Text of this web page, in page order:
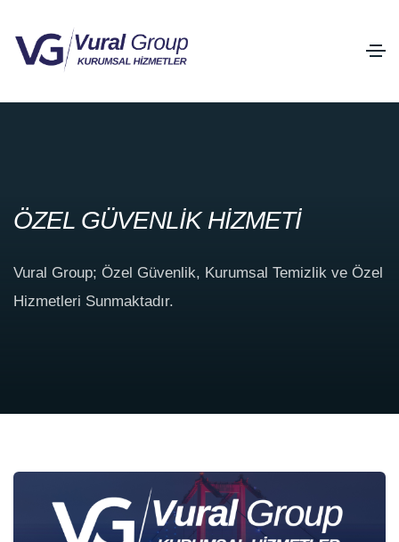
ÖZEL GÜVENLİK HİZMETİ
Vural Group; Özel Güvenlik, Kurumsal Temizlik ve Özel
Hizmetleri Sunmaktadır.